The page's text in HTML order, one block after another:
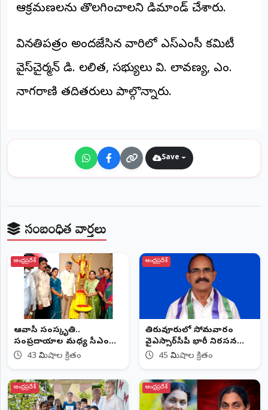
ఆక్రమణలను తొలగించాలని డిమాండ్ చేశారు.
వినతిపత్రం అందజేసిన వారిలో ఎస్‌ఎంసీ కమిటీ
వైస్‌చైర్మన్ డి. లలిత, సభ్యులు వి. లావణ్య, ఎం.
నాగరాణి తదితరులు పాల్గొన్నారు.
Save
సంబంధిత వార్తలు
ఆంధ్రప్రదేశ్
ఆదివాసీ సంస్కృతి..
సంప్రదాయాల మధ్య సీఎం
చంద్రబాబు
43 నిమిషాల క్రితం
ఆంధ్రప్రదేశ్
తిరువూరులో సోమవారం
వైఎస్సార్‌సీపీ భారీ నిరసన
ర్యాలీ45 నిమిషాల క్రితం
ఆంధ్రప్రదేశ్ ఆంధ్రప్రదేశ్